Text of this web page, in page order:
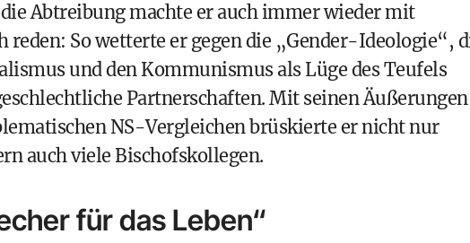
Abtreibung machte er auch immer wieder mit
reden: So wetterte er gegen die „Gender-Ideologie“,
und den Kommunismus als Lüge des Teufels
Partnerschaften. Mit seinen Äußerungen
NS-Vergleichen brüskierte er nicht nur
auch viele Bischofskollegen.
für das Leben“